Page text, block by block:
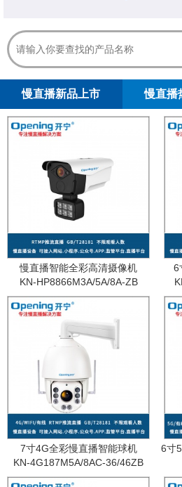
慢直播新品上市 慢直播
慢直播智能全彩高清摄像机
KN-HP8866M3A/5A/8A-ZB
6
7寸4G全彩慢直播智能球机
KN-4G187M5A/8AC-36/46ZB
6寸